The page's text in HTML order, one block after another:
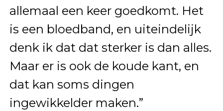
allemaal een keer goedkomt. Het
is een bloedband, en uiteindelijk
denk ik dat dat sterker is dan alles.
Maar er is ook de koude kant, en
dat kan soms dingen
ingewikkelder maken.”